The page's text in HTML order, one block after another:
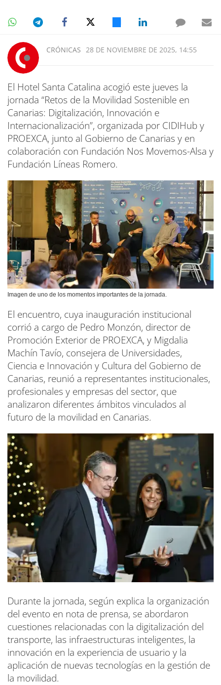
CRÓNICAS 28 DE NOVIEMBRE DE 2025, 14:55
El Hotel Santa Catalina acogió este jueves la
jornada “Retos de la Movilidad Sostenible en
Canarias: Digitalización, Innovación e
Internacionalización”, organizada por CIDIHub y
PROEXCA, junto al Gobierno de Canarias y en
colaboración con Fundación Nos Movemos-Alsa y
Fundación Líneas Romero.
Imagen de uno de los momentos importantes de la jornada.
El encuentro, cuya inauguración institucional
corrió a cargo de Pedro Monzón, director de
Promoción Exterior de PROEXCA, y Migdalia
Machín Tavío, consejera de Universidades,
Ciencia e Innovación y Cultura del Gobierno de
Canarias, reunió a representantes institucionales,
profesionales y empresas del sector, que
analizaron diferentes ámbitos vinculados al
futuro de la movilidad en Canarias.
Durante la jornada, según explica la organización
del evento en nota de prensa, se abordaron
cuestiones relacionadas con la digitalización del
transporte, las infraestructuras inteligentes, la
innovación en la experiencia de usuario y la
aplicación de nuevas tecnologías en la gestión de
la movilidad.